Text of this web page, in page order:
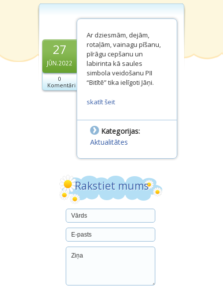
Grupiņas
Kontakti
Dokumenti
Projekti
27
JŪN.2022
0
Komentāri
Ar dziesmām, dejām,
rotaļām, vainagu pīšanu,
pīrāgu cepšanu un
labirinta kā saules
simbola veidošanu PII
“Bitītē” tika ielīgoti Jāņi.
skatīt šeit
Kategorijas:
Aktualitātes
Rakstiet mums